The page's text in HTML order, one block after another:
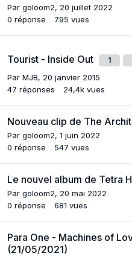
Par goloom2, 20 juillet 2022
0 réponse 795 vues
Tourist - Inside Out 1
Par MJB, 20 janvier 2015
47 réponses 24,4k vues
Nouveau clip de The
Par goloom2, 1 juin 2022
0 réponse 547 vues
Le nouvel album de Tetra
Par goloom2, 20 mai 2022
0 réponse 681 vues
Para One - Machines of
(21/05/2021)